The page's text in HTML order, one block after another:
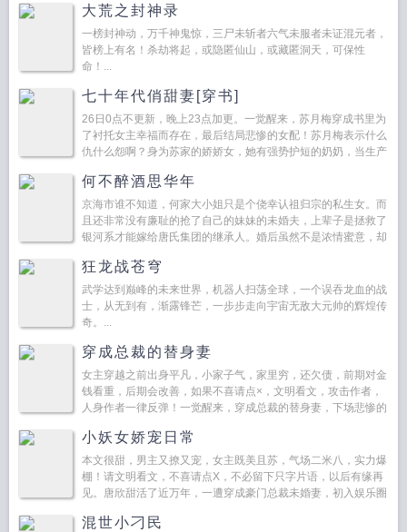
大荒之封神录
一榜封神动，万千神鬼惊，三尸未斩者六气未服者未证混元者，
皆榜上有名！杀劫将起，或隐匿仙山，或藏匿洞天，可保性
命！...
七十年代俏甜妻[穿书]
26日0点不更新，晚上23点加更。一觉醒来，苏月梅穿成书里为
了衬托女主幸福而存在，最后结局悲惨的女配！苏月梅表示什么
仇什么怨啊？身为苏家的娇娇女，她有强势护短的奶奶，当生产
何不醉酒思华年
京海市谁不知道，何家大小姐只是个侥幸认祖归宗的私生女。而
且还非常没有廉耻的抢了自己的妹妹的未婚夫，上辈子是拯救了
银河系才能嫁给唐氏集团的继承人。婚后虽然不是浓情蜜意，却
狂龙战苍穹
武学达到巅峰的未来世界，机器人扫荡全球，一个误吞龙血的战
士，从无到有，渐露锋芒，一步步走向宇宙无敌大元帅的辉煌传
奇。...
穿成总裁的替身妻
女主穿越之前出身平凡，小家子气，家里穷，还欠债，前期对金
钱看重，后期会改善，如果不喜请点×，文明看文，攻击作者，
人身作者一律反弹！一觉醒来，穿成总裁的替身妻，下场悲惨的
小妖女娇宠日常
本文很甜，男主又撩又宠，女主既美且苏，气场二米八，实力爆
棚！请文明看文，不喜请点X，不必留下只字片语，以后有缘再
见。唐欣甜活了近万年，一遭穿成豪门总裁未婚妻，初入娱乐圈
混世小刁民